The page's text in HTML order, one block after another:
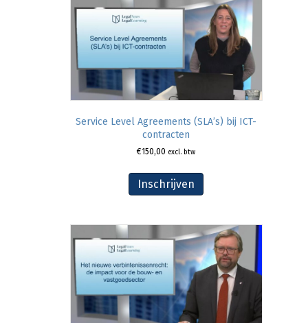
Service Level Agreements (SLA’s) bij ICT-
contracten
€150,00 excl. btw
Inschrijven